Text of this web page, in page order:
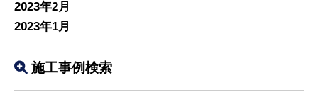
2023年2月
2023年1月
施工事例検索